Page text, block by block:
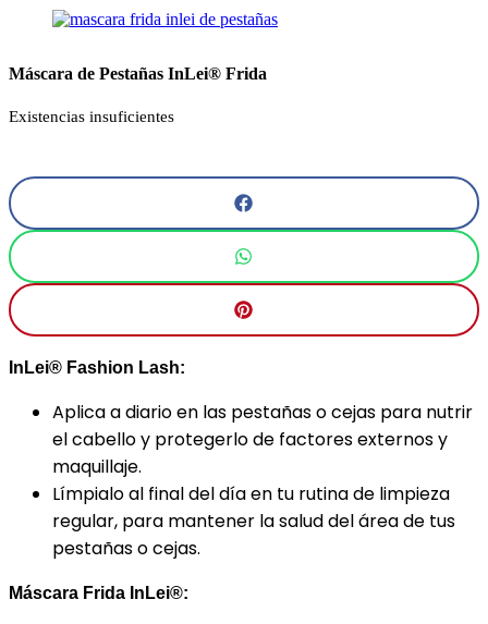
Máscara de Pestañas InLei® Frida
Existencias insuficientes
InLei® Fashion Lash:
Aplica a diario en las pestañas o cejas para nutrir
el cabello y protegerlo de factores externos y
maquillaje.
Límpialo al final del día en tu rutina de limpieza
regular, para mantener la salud del área de tus
pestañas o cejas.
Máscara Frida InLei®: